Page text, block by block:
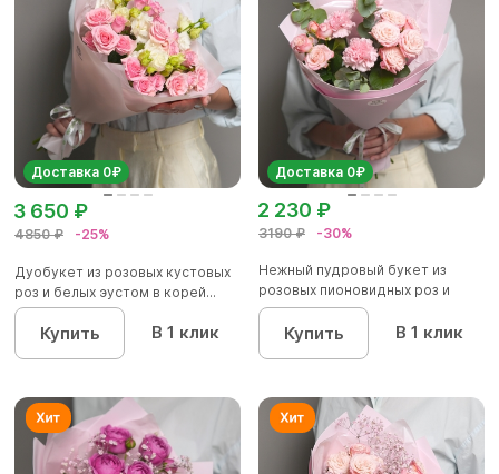
Доставка 0₽
4850 ₽ -25%
3 650 ₽
Дуобукет из розовых кустовых
роз и белых эустом в корей...
Купить В 1 клик
Доставка 0₽
3190 ₽ -30%
2 230 ₽
Нежный пудровый букет из
розовых пионовидных роз и
диан...
Купить В 1 клик